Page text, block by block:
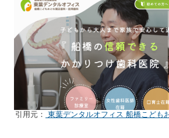
引用元： 東葉デンタルオフィス 船橋こども